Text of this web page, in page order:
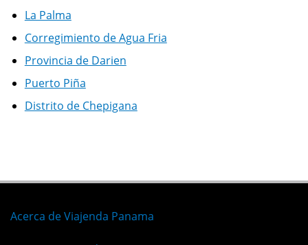
La Palma
Corregimiento de Agua Fria
Provincia de Darien
Puerto Piña
Distrito de Chepigana
Acerca de Viajenda Panama